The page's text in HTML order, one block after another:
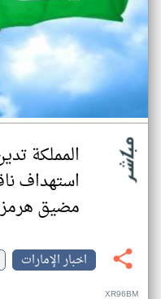
المملكة
استهداف
مضيق هرمز
اخبار الإمارات
XR96BM